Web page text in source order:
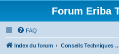
Forum Eriba
FAQ
Index du forum Conseils Techniques